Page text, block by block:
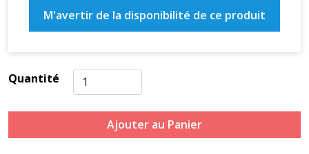
M'avertir de la disponibilité de ce produit
Quantité
Ajouter au Panier